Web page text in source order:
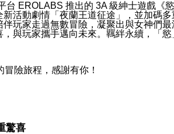
台 EROLABS 推出的 3A級紳士遊戲《
活動劇情「夜蘭王道征途」，並加碼
玩家走過無數冒險，凝聚出與女神們
與玩家攜手邁向未來。羈絆永續，「慾
冒險旅程，感謝有你！
驚喜